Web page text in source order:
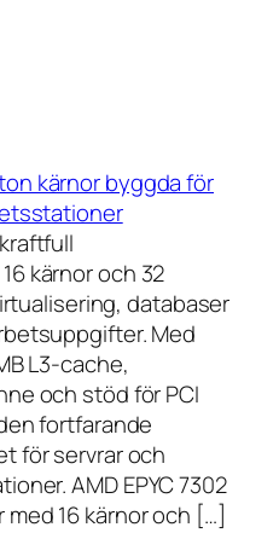
kärnor byggda för
kärnor och 32
databaser
Med
L3-cache,
och stöd för PCI
fortfarande
för servrar och
AMD EPYC 7302
16 kärnor och […]